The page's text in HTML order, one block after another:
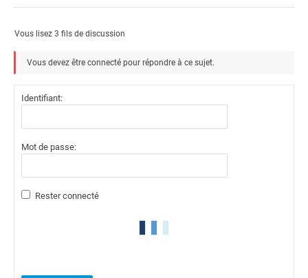
Vous lisez 3 fils de discussion
Vous devez être connecté pour répondre à ce sujet.
Identifiant:
Mot de passe:
Rester connecté